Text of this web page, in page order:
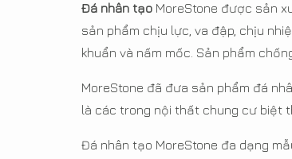
Đá nhân tạo MoreStone được sản
sản phẩm chịu lực, va đập, chịu
khuẩn và nấm mốc. Sản phẩm
MoreStone đã đưa sản phẩm đá
là các trong nội thất chung cư biệt
Đá nhân tạo MoreStone đa dạng